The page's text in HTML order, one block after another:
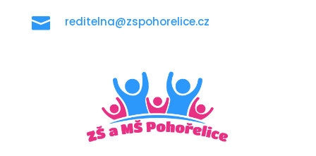
 reditelna@zspohorelice.cz